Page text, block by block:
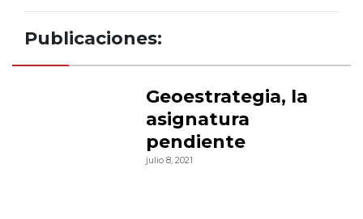
Publicaciones:
Geoestrategia, la
asignatura
pendiente
julio 8, 2021